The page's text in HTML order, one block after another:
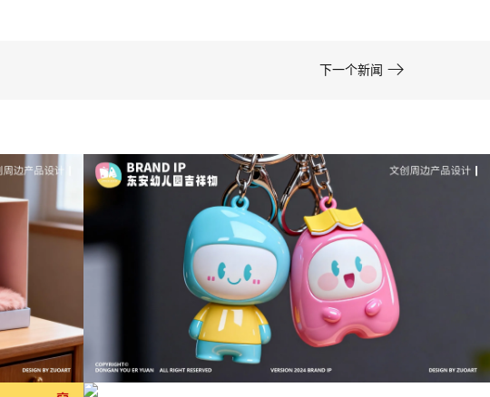
下一个新闻 
成功案例：品牌IP设计的视觉体系 | IP设计公司-佐
案设计